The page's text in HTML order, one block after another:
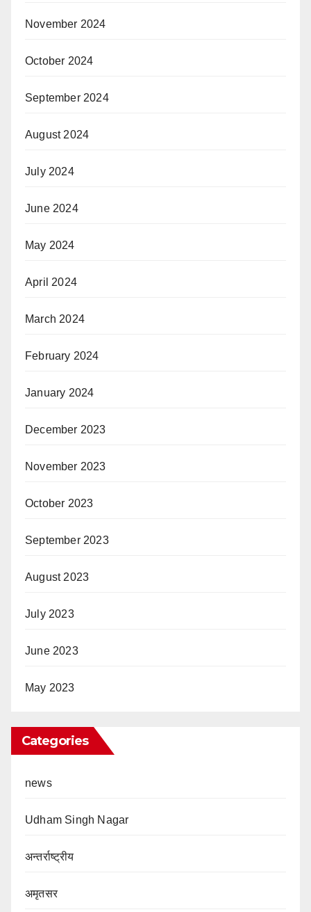
November 2024
October 2024
September 2024
August 2024
July 2024
June 2024
May 2024
April 2024
March 2024
February 2024
January 2024
December 2023
November 2023
October 2023
September 2023
August 2023
July 2023
June 2023
May 2023
Categories
news
Udham Singh Nagar
अन्तर्राष्ट्रीय
अमृतसर